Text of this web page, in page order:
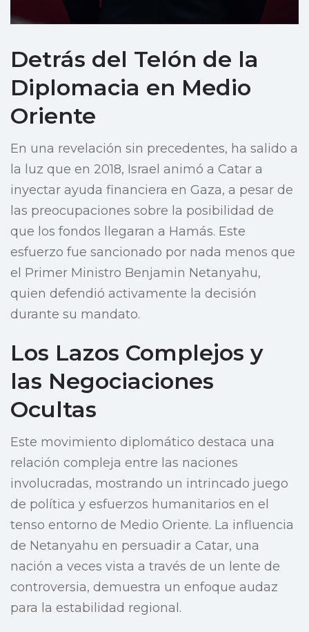
Detrás del Telón de la
Diplomacia en Medio
Oriente
En una revelación sin precedentes, ha salido a
la luz que en 2018, Israel animó a Catar a
inyectar ayuda financiera en Gaza, a pesar de
las preocupaciones sobre la posibilidad de
que los fondos llegaran a Hamás. Este
esfuerzo fue sancionado por nada menos que
el Primer Ministro Benjamin Netanyahu,
quien defendió activamente la decisión
durante su mandato.
Los Lazos Complejos y
las Negociaciones
Ocultas
Este movimiento diplomático destaca una
relación compleja entre las naciones
involucradas, mostrando un intrincado juego
de política y esfuerzos humanitarios en el
tenso entorno de Medio Oriente. La influencia
de Netanyahu en persuadir a Catar, una
nación a veces vista a través de un lente de
controversia, demuestra un enfoque audaz
para la estabilidad regional.